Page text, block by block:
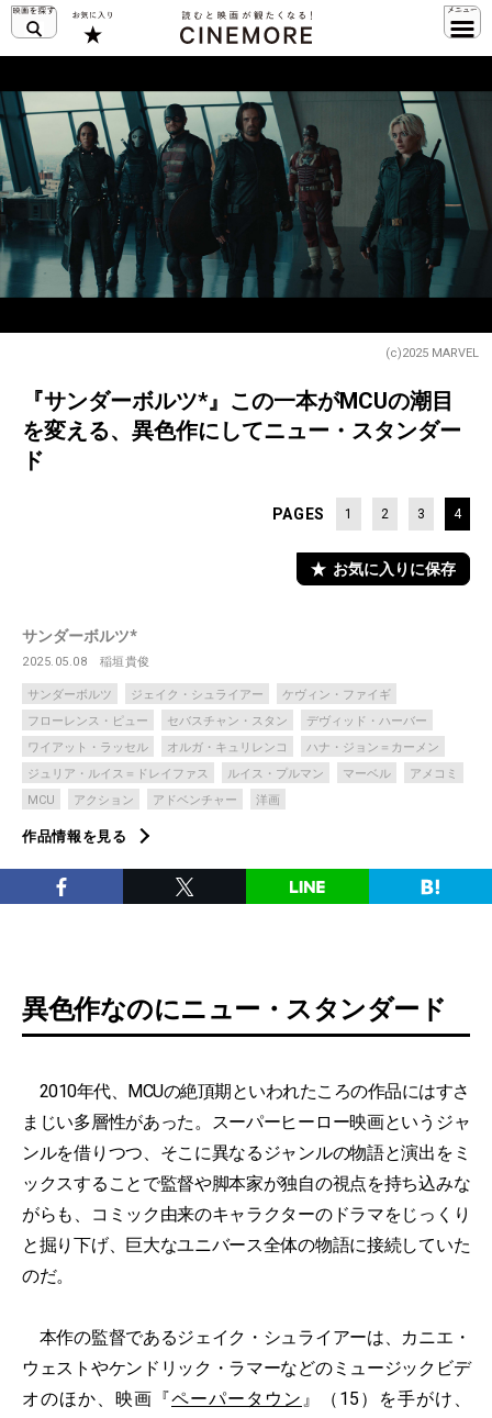
(c)2025 MARVEL
『サンダーボルツ*』この一本がMCUの潮目
を変える、異色作にしてニュー・スタンダー
ド
PAGES 1 2 3 4
お気に入りに保存
サンダーボルツ*
2025.05.08 稲垣貴俊
サンダーボルツ ジェイク・シュライアー
ケヴィン・ファイギ
フローレンス・ピュー
セバスチャン・スタン
デヴィッド・ハーバー
ワイアット・ラッセル
オルガ・キュリレンコ
ハナ・ジョン＝カーメン
ジュリア・ルイス＝ドレイファス
ルイス・プルマン マーベル
アメコミ
MCU
アクション アドベンチャー 洋画
作品情報を見る
異色作なのにニュー・スタンダード
2010年代、MCUの絶頂期といわれたころの作品にはすさ
まじい多層性があった。スーパーヒーロー映画というジャ
ンルを借りつつ、そこに異なるジャンルの物語と演出をミ
ックスすることで監督や脚本家が独自の視点を持ち込みな
がらも、コミック由来のキャラクターのドラマをじっくり
と掘り下げ、巨大なユニバース全体の物語に接続していた
のだ。
本作の監督であるジェイク・シュライアーは、カニエ・
ウェストやケンドリック・ラマーなどのミュージックビデ
オのほか、映画『ペーパータウン 』（15）を手がけ、